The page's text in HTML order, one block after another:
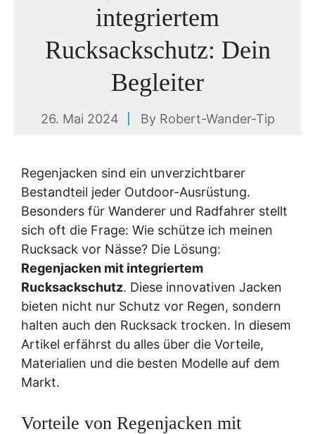
integriertem
Rucksackschutz: Dein
Begleiter
26. Mai 2024 By Robert-Wander-Tip
Regenjacken sind ein unverzichtbarer
Bestandteil jeder Outdoor-Ausrüstung.
Besonders für Wanderer und Radfahrer stellt
sich oft die Frage: Wie schütze ich meinen
Rucksack vor Nässe? Die Lösung:
Regenjacken mit integriertem
Rucksackschutz. Diese innovativen Jacken
bieten nicht nur Schutz vor Regen, sondern
halten auch den Rucksack trocken. In diesem
Artikel erfährst du alles über die Vorteile,
Materialien und die besten Modelle auf dem
Markt.
Vorteile von Regenjacken mit